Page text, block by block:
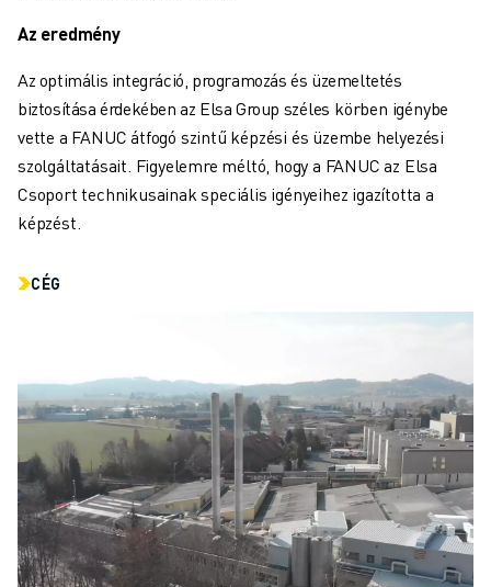
LETÖLTÉSI KÖZPONT " MYFANUC
FANUC AKADÉMIA
MEGOLDÁSOK AZ IPAR SZÁMÁRA
MEGOLDÁSOK AZ OKTATÁS SZÁMÁRA
WORLDSKILLS & FIATAL TEHETSÉGEK
OKTATÁSI RENDEZVÉNYEK
HÍREK ÉS MÉDIA
ESEMÉNYEK
A FANUC-RÓL
A FANUC EURÓPÁBAN
FENNTARTHATÓSÁG
KARRIER
ALAKÍTSA JÖVŐJÉT A FANUC-KAL
CSATLAKOZZON HOZZÁNK " KARRIER PORTÁL
KAPCSOLAT
Az eredmény
Az optimális integráció, programozás és üzemeltetés
biztosítása érdekében az Elsa Group széles körben igénybe
vette a FANUC átfogó szintű képzési és üzembe helyezési
szolgáltatásait. Figyelemre méltó, hogy a FANUC az Elsa
Csoport technikusainak speciális igényeihez igazította a
képzést.
CÉG